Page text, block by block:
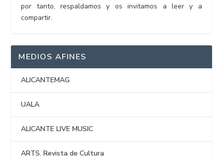
por tanto, respaldamos y os invitamos a leer y a
compartir.
MEDIOS AFINES
ALICANTEMAG
UALA
ALICANTE LIVE MUSIC
ARTS. Revista de Cultura